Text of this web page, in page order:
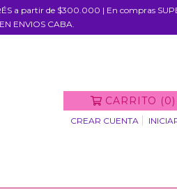
a partir de $300.000 | En compras
ENVIOS CABA.
CARRITO (0)
CREAR CUENTA